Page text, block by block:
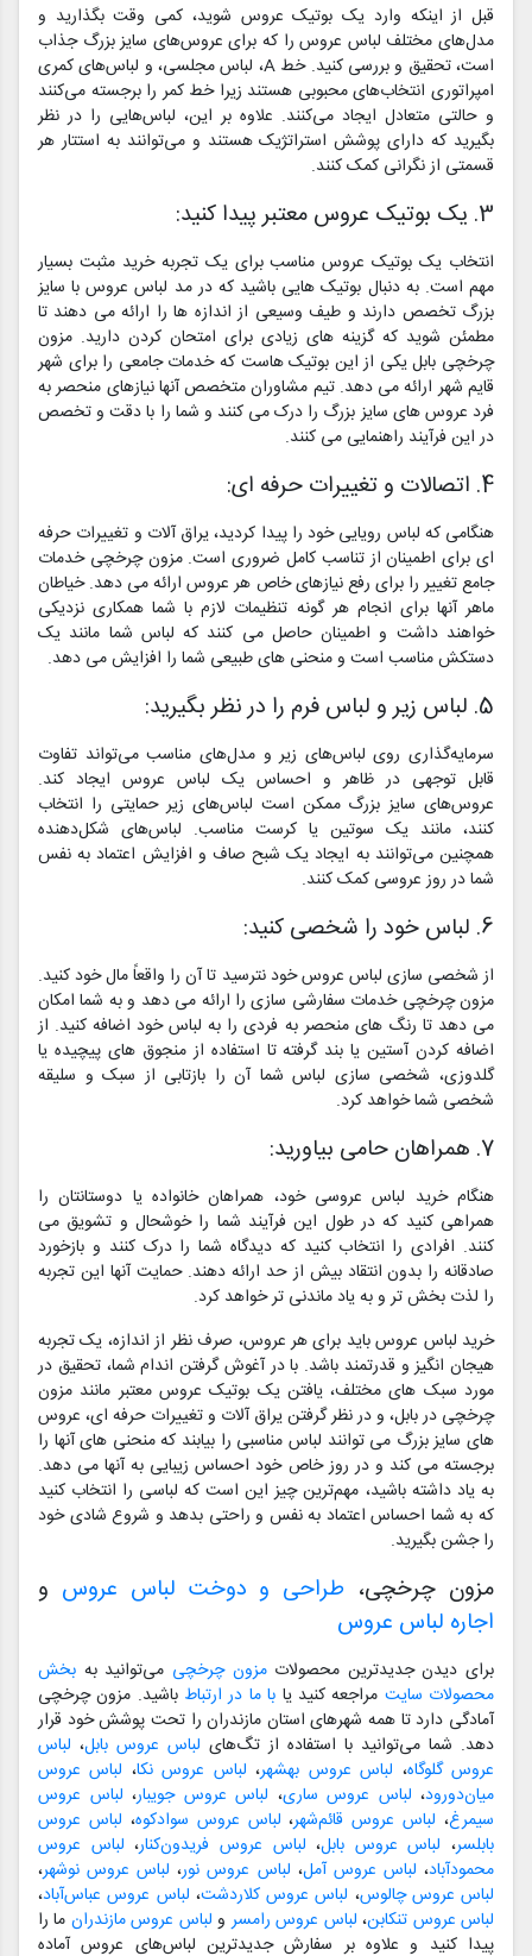
قبل از اینکه وارد یک بوتیک عروس شوید، کمی وقت بگذارید و
مدل‌های مختلف لباس عروس را که برای عروس‌های سایز بزرگ جذاب
است، تحقیق و بررسی کنید. خط A، لباس مجلسی، و لباس‌های کمری
امپراتوری انتخاب‌های محبوبی هستند زیرا خط کمر را برجسته می‌کنند
و حالتی متعادل ایجاد می‌کنند. علاوه بر این، لباس‌هایی را در نظر
بگیرید که دارای پوشش استراتژیک هستند و می‌توانند به استتار هر
قسمتی از نگرانی کمک کنند.
3. یک بوتیک عروس معتبر پیدا کنید:
انتخاب یک بوتیک عروس مناسب برای یک تجربه خرید مثبت بسیار
مهم است. به دنبال بوتیک هایی باشید که در مد لباس عروس با سایز
بزرگ تخصص دارند و طیف وسیعی از اندازه ها را ارائه می دهند تا
مطمئن شوید که گزینه های زیادی برای امتحان کردن دارید. مزون
چرخچی بابل یکی از این بوتیک هاست که خدمات جامعی را برای شهر
قایم شهر ارائه می دهد. تیم مشاوران متخصص آنها نیازهای منحصر به
فرد عروس های سایز بزرگ را درک می کنند و شما را با دقت و تخصص
در این فرآیند راهنمایی می کنند.
4. اتصالات و تغییرات حرفه ای:
هنگامی که لباس رویایی خود را پیدا کردید، یراق آلات و تغییرات حرفه
ای برای اطمینان از تناسب کامل ضروری است. مزون چرخچی خدمات
جامع تغییر را برای رفع نیازهای خاص هر عروس ارائه می دهد. خیاطان
ماهر آنها برای انجام هر گونه تنظیمات لازم با شما همکاری نزدیکی
خواهند داشت و اطمینان حاصل می کنند که لباس شما مانند یک
دستکش مناسب است و منحنی های طبیعی شما را افزایش می دهد.
5. لباس زیر و لباس فرم را در نظر بگیرید:
سرمایه‌گذاری روی لباس‌های زیر و مدل‌های مناسب می‌تواند تفاوت
قابل توجهی در ظاهر و احساس یک لباس عروس ایجاد کند.
عروس‌های سایز بزرگ ممکن است لباس‌های زیر حمایتی را انتخاب
کنند، مانند یک سوتین یا کرست مناسب. لباس‌های شکل‌دهنده
همچنین می‌توانند به ایجاد یک شبح صاف و افزایش اعتماد به نفس
شما در روز عروسی کمک کنند.
6. لباس خود را شخصی کنید:
از شخصی سازی لباس عروس خود نترسید تا آن را واقعاً مال خود کنید.
مزون چرخچی خدمات سفارشی سازی را ارائه می دهد و به شما امکان
می دهد تا رنگ های منحصر به فردی را به لباس خود اضافه کنید. از
اضافه کردن آستین یا بند گرفته تا استفاده از منجوق های پیچیده یا
گلدوزی، شخصی سازی لباس شما آن را بازتابی از سبک و سلیقه
شخصی شما خواهد کرد.
7. همراهان حامی بیاورید:
هنگام خرید لباس عروسی خود، همراهان خانواده یا دوستانتان را
همراهی کنید که در طول این فرآیند شما را خوشحال و تشویق می
کنند. افرادی را انتخاب کنید که دیدگاه شما را درک کنند و بازخورد
صادقانه را بدون انتقاد بیش از حد ارائه دهند. حمایت آنها این تجربه
را لذت بخش تر و به یاد ماندنی تر خواهد کرد.
خرید لباس عروس باید برای هر عروس، صرف نظر از اندازه، یک تجربه
هیجان انگیز و قدرتمند باشد. با در آغوش گرفتن اندام شما، تحقیق در
مورد سبک های مختلف، یافتن یک بوتیک عروس معتبر مانند مزون
چرخچی در بابل، و در نظر گرفتن یراق آلات و تغییرات حرفه ای، عروس
های سایز بزرگ می توانند لباس مناسبی را بیابند که منحنی های آنها را
برجسته می کند و در روز خاص خود احساس زیبایی به آنها می دهد.
به یاد داشته باشید، مهم‌ترین چیز این است که لباسی را انتخاب کنید
که به شما احساس اعتماد به نفس و راحتی بدهد و شروع شادی خود
را جشن بگیرید.
مزون چرخچی، طراحی و دوخت لباس عروس و
اجاره لباس عروس
برای دیدن جدیدترین محصولاتمزون چرخچی می‌توانید به بخش
محصولات سایت مراجعه کنید یا با ما در ارتباط باشید. مزون چرخچی
آمادگی دارد تا همه شهرهای استان مازندران را تحت پوشش خود قرار
دهد. شما می‌توانید با استفاده از تگ‌های لباس عروس بابل، لباس
عروس گلوگاه، لباس عروس بهشهر، لباس عروس نکا، لباس عروس
میان‌دورود، لباس عروس ساری، لباس عروس جویبار، لباس عروس
سیمرغ، لباس عروس قائم‌شهر، لباس عروس سوادکوه، لباس عروس
بابلسر، لباس عروس بابل، لباس عروس فریدون‌کنار، لباس عروس
محمودآباد، لباس عروس آمل، لباس عروس نور، لباس عروس نوشهر،
لباس عروس چالوس، لباس عروس کلاردشت، لباس عروس عباس‌آباد،
لباس عروس تنکابن، لباس عروس رامسر و لباس عروس مازندران ما را
پیدا کنید و علاوه بر سفارش جدیدترین لباس‌های عروس آماده